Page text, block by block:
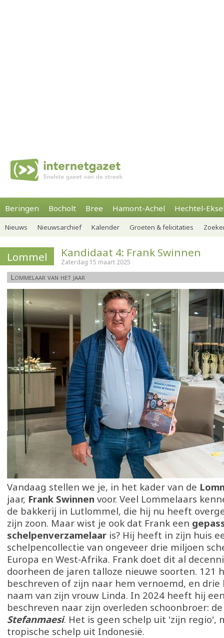
Beringen Bocholt Bree Hamont-Achel Hechtel-
Nieuws Nieuwsarchief Kalender Groeten & felicitaties
Lommel Kandidaat 4: Frank Swinnen
Zaterdag 15 maart 2025
Lommelaar van het jaar
Vandaag stellen we je, in het kader van de
jaar, Frank Swinnen voor. Veel Lommelaars
de bakkerij in Lutlommel, die hij nu heeft
zijn zoon. Maar wist je ook dat Frank een
schelpenverzamelaar is? Hij heeft in zijn huis
schelpencollectie van ongeveer drie miljoen
Europa en West-Afrika. Frank doet dit al
doorheen de jaren talloze nieuwe soorten. 121
beschreven of zijn naar hem vernoemd, en drie
naam van zijn vrouw Linda. In 2024 heeft hij
beschreven naar zijn overleden schoonbroer:
Stefanmaesi. Het is geen schelp uit 'zijn regio',
tropische schelp uit Indonesië.